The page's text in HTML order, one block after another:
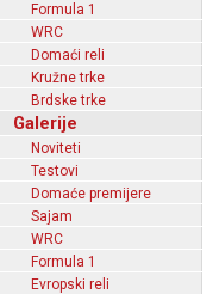
Formula 1
WRC
Domaći reli
Kružne trke
Brdske trke
Galerije
Noviteti
Testovi
Domaće premijere
Sajam
WRC
Formula 1
Evropski reli